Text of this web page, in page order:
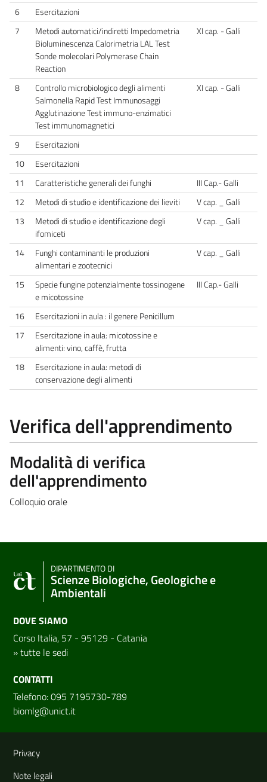
6
Esercitazioni
7
Metodi automatici/indiretti Impedometria
Bioluminescenza Calorimetria LAL Test
Sonde molecolari Polymerase Chain
Reaction
XI cap. - Galli
8
Controllo microbiologico degli alimenti
Salmonella Rapid Test Immunosaggi
Agglutinazione Test immuno-enzimatici
Test immunomagnetici
XI cap. - Galli
9
Esercitazioni
10
Esercitazioni
11
Caratteristiche generali dei funghi
III Cap.- Galli
12
Metodi di studio e identificazione dei lieviti
V cap. _ Galli
13
Metodi di studio e identificazione degli
ifomiceti
V cap. _ Galli
14
Funghi contaminanti le produzioni
alimentari e zootecnici
V cap. _ Galli
15
Specie fungine potenzialmente tossinogene
e micotossine
III Cap.- Galli
16
Esercitazioni in aula : il genere Penicillum
17
Esercitazione in aula: micotossine e
alimenti: vino, caffè, frutta
18
Esercitazione in aula: metodi di
conservazione degli alimenti
Verifica dell'apprendimento
Modalità di verifica
dell'apprendimento
Colloquio orale
DIPARTIMENTO DI
Scienze Biologiche, Geologiche e
Ambientali
DOVE SIAMO
Corso Italia, 57 - 95129 - Catania
»tutte le sedi
CONTATTI
Telefono: 095 7195730-789
biomlg@unict.it
Link e informazioni utili
Privacy
Note legali